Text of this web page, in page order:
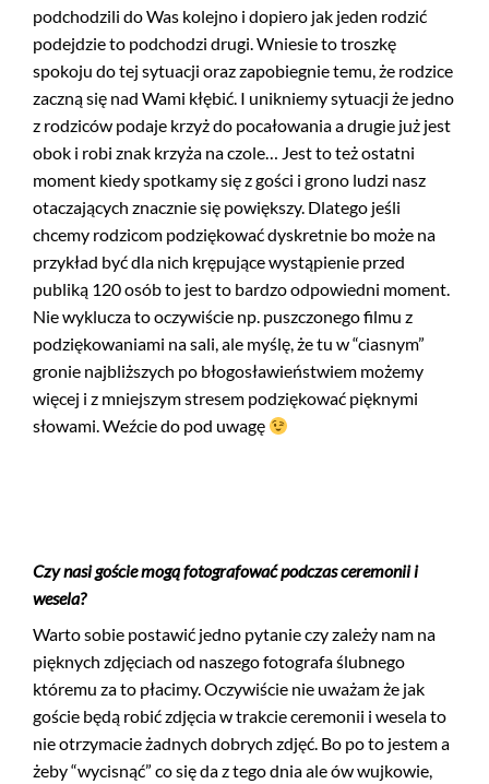
podchodzili do Was kolejno i dopiero jak jeden rodzić
podejdzie to podchodzi drugi. Wniesie to troszkę
spokoju do tej sytuacji oraz zapobiegnie temu, że rodzice
zaczną się nad Wami kłębić. I unikniemy sytuacji że jedno
z rodziców podaje krzyż do pocałowania a drugie już jest
obok i robi znak krzyża na czole… Jest to też ostatni
moment kiedy spotkamy się z gości i grono ludzi nasz
otaczających znacznie się powiększy. Dlatego jeśli
chcemy rodzicom podziękować dyskretnie bo może na
przykład być dla nich krępujące wystąpienie przed
publiką 120 osób to jest to bardzo odpowiedni moment.
Nie wyklucza to oczywiście np. puszczonego filmu z
podziękowaniami na sali, ale myślę, że tu w “ciasnym”
gronie najbliższych po błogosławieństwiem możemy
więcej i z mniejszym stresem podziękować pięknymi
słowami. Weźcie do pod uwagę
Czy nasi goście mogą fotografować podczas ceremonii i
wesela?
Warto sobie postawić jedno pytanie czy zależy nam na
pięknych zdjęciach od naszego fotografa ślubnego
któremu za to płacimy. Oczywiście nie uważam że jak
goście będą robić zdjęcia w trakcie ceremonii i wesela to
nie otrzymacie żadnych dobrych zdjęć. Bo po to jestem a
żeby “wycisnąć” co się da z tego dnia ale ów wujkowie,